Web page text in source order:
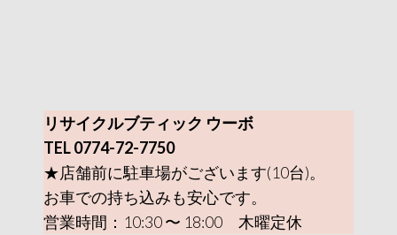
リサイクルブティック ウーボ
TEL 0774-72-7750
★店舗前に駐車場がございます(10台)。
お車での持ち込みも安心です。
営業時間：10:30 〜 18:00 木曜定休